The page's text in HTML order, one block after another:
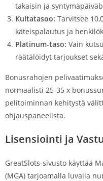
takaisin ja
Kultatasoo: Tarvitsee
käteispalautus ja
Platinum-taso: Vain
räätälöidyt tarjoukset
Bonusrahojen
normaalisti 25-35 x
pelitoiminnan kehitystä
ohjauspaneelista.
Lisensiointi ja
GreatSlots-sivusto käyttää
(MGA) tarjoamalla luvalla